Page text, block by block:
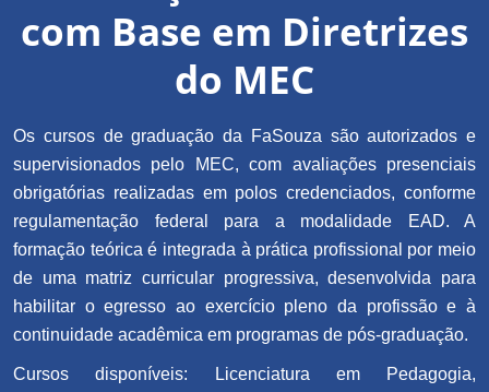
com Base em Diretrizes
do MEC
Os cursos de graduação da FaSouza são autorizados e
supervisionados pelo MEC, com avaliações presenciais
obrigatórias realizadas em polos credenciados, conforme
regulamentação federal para a modalidade EAD. A
formação teórica é integrada à prática profissional por meio
de uma matriz curricular progressiva, desenvolvida para
habilitar o egresso ao exercício pleno da profissão e à
continuidade acadêmica em programas de pós-graduação.
Cursos disponíveis: Licenciatura em Pedagogia,